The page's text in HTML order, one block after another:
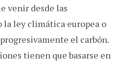
venir desde las
ley climática europea o
el carbón.
tienen que basarse en